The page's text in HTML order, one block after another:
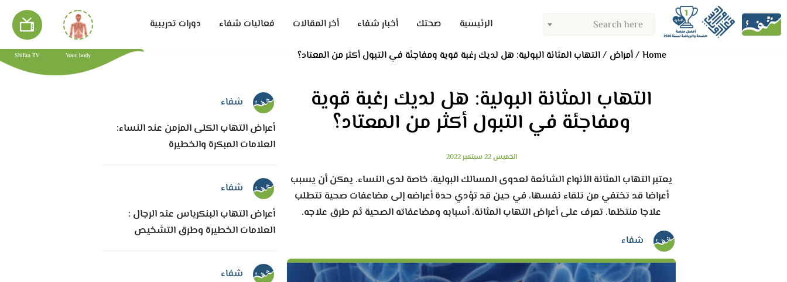
Search here الرئيسية صحتك أخبار شفاء أخر المقالات فعاليات شفاء دورات تدريبية
Your body
Shifaa TV Home أمراض التهاب المثانة البولية: هل لديك رغبة قوية ومفاجئة في التبول أكثر من المعتاد؟
التهاب المثانة البولية: هل لديك رغبة قوية
ومفاجئة في التبول أكثر من المعتاد؟
الخميس 22 سبتمبر 2022
يعتبر التهاب المثانة الأنواع الشائعة لعدوى المسالك البولية، خاصة لدى النساء. يمكن أن يسبب
أعراضا قد تختفي من تلقاء نفسها، في حين قد تؤدي حدة أعراضه إلى مضاعفات صحية تتطلب
علاجا منتظما. تعرف على أعراض التهاب المثانة، أسبابه ومضاعفاته الصحية ثم طرق علاجه.
شفاء
شفاء
أعراض التهاب الكلى المزمن عند النساء:
العلامات المبكرة والخطيرة
شفاء
أعراض التهاب البنكرياس عند الرجال :
العلامات الخطيرة وطرق التشخيص
شفاء